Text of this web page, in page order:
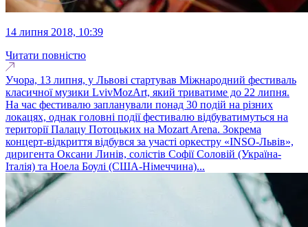
14 липня 2018, 10:39
Читати повністю
Учора, 13 липня, у Львові стартував Міжнародний фестиваль
класичної музики LvivMozArt, який триватиме до 22 липня.
На час фестивалю запланували понад 30 подій на різних
локацях, однак головні події фестивалю відбуватимуться на
території Палацу Потоцьких на Mozart Arenа. Зокрема
концерт-відкриття відбувся за участі оркестру «INSO-Львів»,
диригента Оксани Линів, солістів Софії Соловій (Україна-
Італія) та Ноела Боулі (США-Німеччина)...